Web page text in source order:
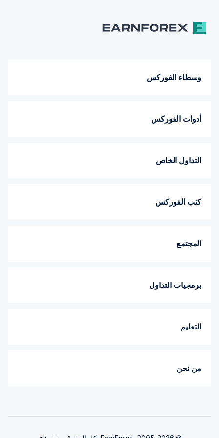
وسطاء الفوركس
أدوات الفوركس
التداول الخاص
كتب الفوركس
المجتمع
برمجيات التداول
التعليم
من نحن